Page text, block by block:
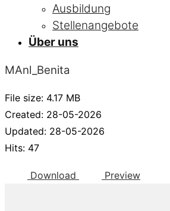
Ausbildung
Stellenangebote
Über uns
MAnl_Benita
File size: 4.17 MB
Created: 28-05-2026
Updated: 28-05-2026
Hits: 47
Download Preview